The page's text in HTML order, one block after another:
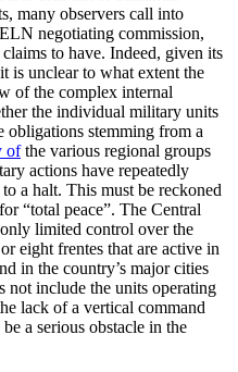
many observers call into
negotiating com­mission,
to have. Indeed, given its
is unclear to what extent the
of the complex internal
the indi­vid­ual military units
stemming from a
ofthe various regional groups
actions have re­peat­edly
a halt. This must be reckoned
“total peace”. The Central
limited control over the
eight frentes that are active in
in the country’s major cities
not include the units operating
lack of a ver­tical command
a serious obstacle in the